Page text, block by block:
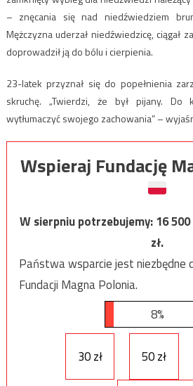
– znęcania się nad niedźwiedziem
Mężczyzna uderzał niedźwiedzicę, ciągał
doprowadził ją do bólu i cierpienia.
23-latek przyznał się do popełnienia
skruchę. „Twierdzi, że był pijany.
wytłumaczyć swojego zachowania” –
Wspieraj Fundację
W sierpniu potrzebujemy:16 500
zł.
Państwa wsparcie jest niezbędne
Fundacji Magna Polonia.
8%
30 zł 50 zł